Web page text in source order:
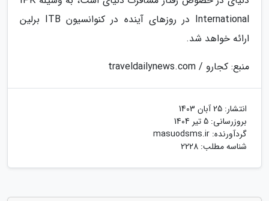
International در روزهای آینده در کنوانسیون ITB برلین
ارائه خواهد شد.
منبع: کجارو / traveldailynews.com
انتشار: 25 آبان 1403
بروزرسانی: 5 تیر 1404
گردآورنده: masuodsms.ir
شناسه مطلب: 2228